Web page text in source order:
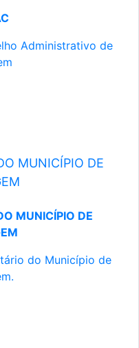
Administrativo de
MUNICÍPIO DE
MUNICÍPIO DE
do Município de